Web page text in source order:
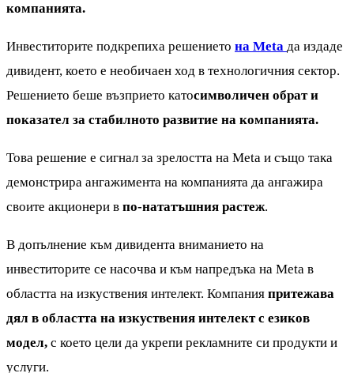
компанията.
Инвеститорите подкрепиха решението на Meta да издаде
дивидент, което е необичаен ход в технологичния сектор.
Решението беше възприето катосимволичен обрат и
показател за стабилното развитие на компанията.
Това решение е сигнал за зрелостта на Meta и също така
демонстрира ангажимента на компанията да ангажира
своите акционери в по-нататъшния растеж.
В допълнение към дивидента вниманието на
инвеститорите се насочва и към напредъка на Meta в
областта на изкуствения интелект. Компания притежава
дял в областта на изкуствения интелект с езиков
модел, с което цели да укрепи рекламните си продукти и
услуги.